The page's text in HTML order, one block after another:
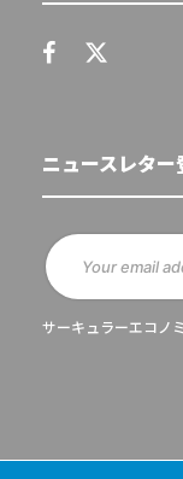
ニュースレター
サーキュラーエコノ